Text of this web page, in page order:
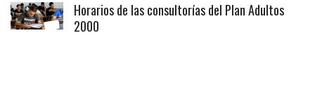
Horarios de las consultorías del Plan Adultos
2000